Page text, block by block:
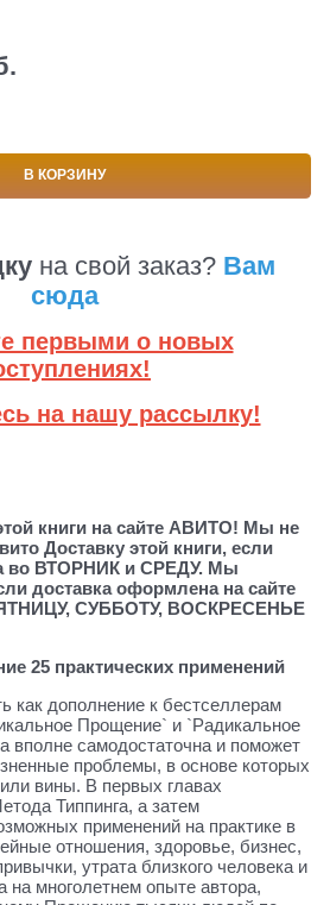
В КОРЗИНУ
на свой заказ? Вам
сюда
первыми о новых
на нашу рассылку!
книги на сайте АВИТО! Мы не
Доставку этой книги, если
во ВТОРНИК и СРЕДУ. Мы
доставка оформлена на сайте
СУББОТУ, ВОСКРЕСЕНЬЕ
25 практических применений
как дополнение к бестселлерам
Прощение` и `Радикальное
вполне самодостаточна и поможет
проблемы, в основе которых
вины. В первых главах
Типпинга, а затем
применений на практике в
отношения, здоровье, бизнес,
утрата близкого человека и
на многолетнем опыте автора,